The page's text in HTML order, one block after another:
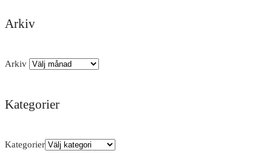
Arkiv
Arkiv
Kategorier
Kategorier